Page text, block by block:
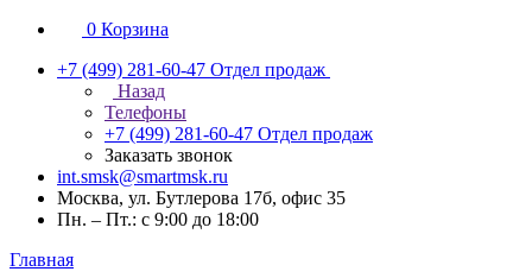
0 Корзина
+7 (499) 281-60-47 Отдел продаж
Назад
Телефоны
+7 (499) 281-60-47 Отдел продаж
Заказать звонок
int.smsk@smartmsk.ru
Москва, ул. Бутлерова 17б, офис 35
Пн. – Пт.: с 9:00 до 18:00
Главная